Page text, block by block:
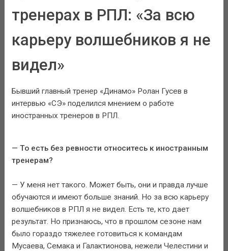
тренерах в РПЛ: «За всю
карьеру волшебников я не
видел»
Бывший главный тренер «Динамо» Ролан Гусев в
интервью «СЭ» поделился мнением о работе
иностранных тренеров в РПЛ.
— То есть без ревности относитесь к иностранным
тренерам?
— У меня нет такого. Может быть, они и правда лучше
обучаются и имеют больше знаний. Но за всю карьеру
волшебников в РПЛ я не видел. Есть те, кто дает
результат. Но признаюсь, что в прошлом сезоне нам
было гораздо тяжелее готовиться к командам
Мусаева, Семака и Галактионова, нежели Челестини и